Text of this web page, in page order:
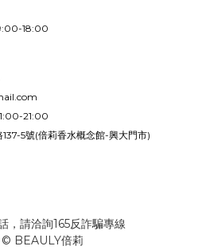
18:00
21:00
5號(倍莉香水概念館-興大門市)
，請洽詢165反詐騙專線
BEAULY倍莉